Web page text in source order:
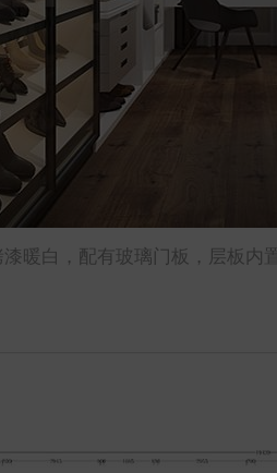
暖白，配有玻璃门板，层板内